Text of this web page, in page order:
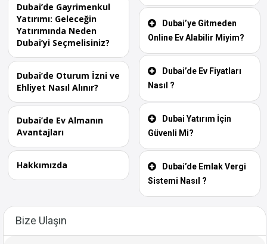
Dubai’de Gayrimenkul
Yatırımı: Geleceğin
Yatırımında Neden
Dubai’yi Seçmelisiniz?
Dubai’de Oturum İzni ve
Ehliyet Nasıl Alınır?
Dubai’de Ev Almanın
Avantajları
Hakkımızda
Dubai’ye Gitmeden
Online Ev Alabilir Miyim?
Dubai’de Ev Fiyatları
Nasıl ?
Dubai Yatırım İçin
Güvenli Mi?
Dubai’de Emlak Vergi
Sistemi Nasıl ?
Bize Ulaşın